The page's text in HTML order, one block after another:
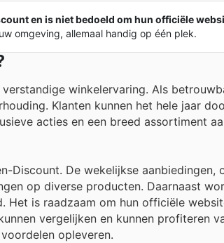
en is niet bedoeld om hun officiële
omgeving, allemaal handig op één plek.
winkelervaring. Als
Klanten kunnen het hele jaar
acties en een breed assortiment
Discount. De wekelijkse aanbiedingen,
op diverse producten. Daarnaast
Het is raadzaam om hun officiële
vergelijken en kunnen profiteren
opleveren.